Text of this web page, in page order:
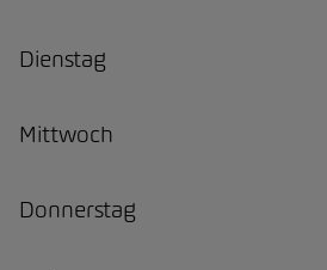
Dienstag
Mittwoch
Donnerstag